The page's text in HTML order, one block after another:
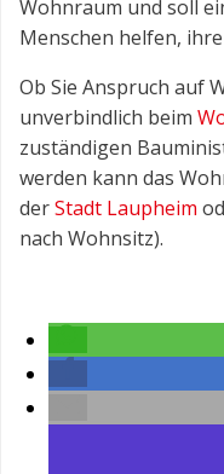
Wohnraum und soll
Menschen helfen,
Ob Sie Anspruch auf
unverbindlich beim
zuständigen
werden kann das
derStadt Laupheim
nach Wohnsitz).